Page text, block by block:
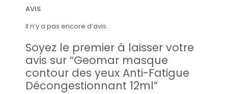
AVIS
Il n’y a pas encore d’avis.
Soyez le premier à laisser votre
avis sur “Geomar masque
contour des yeux Anti-Fatigue
Décongestionnant 12ml”